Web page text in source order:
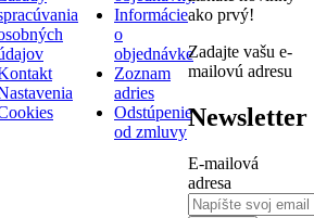
Informácie
o
objednávke
Zoznam
adries
Odstúpenie
od zmluvy
ako prvý!
Zadajte vašu e-
mailovú adresu
Newsletter
E-mailová
adresa